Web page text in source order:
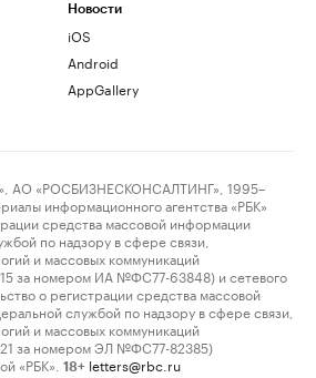
Новости
iOS
Android
AppGallery
АО «РОСБИЗНЕСКОНСАЛТИНГ», 1995–
информационного агентства «РБК»
средства массовой информации
по надзору в сфере связи,
и массовых коммуникаций
за номером ИА №ФС77-63848) и сетевого
о регистрации средства массовой
службой по надзору в сфере связи,
и массовых коммуникаций
за номером ЭЛ №ФС77-82385)
«РБК».
18+ letters@rbc.ru